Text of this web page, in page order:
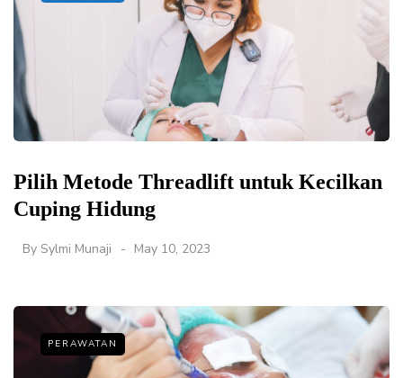
Pilih Metode Threadlift untuk Kecilkan
Cuping Hidung
By Sylmi Munaji May 10, 2023
PERAWATAN